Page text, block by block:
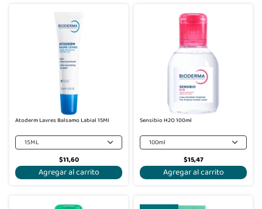
Atoderm Lavres Balsamo Labial 15Ml
15ML
$11,60
Agregar al carrito
Sensibio H2O 100ml
100ml
$15,47
Agregar al carrito